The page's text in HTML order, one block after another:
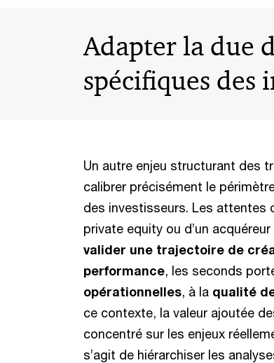
Adapter la due
spécifiques des
Un autre enjeu structurant des
calibrer précisément le
des investisseurs. Les attentes
private equity ou d’un
valider une trajectoire de
performance, les seconds
opérationnelles, à la qualité
ce contexte, la valeur ajoutée
concentré sur les enjeux
s’agit de hiérarchiser les